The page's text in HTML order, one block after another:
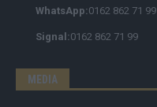
WhatsApp:0162 862 71 99
Signal:0162 862 71 99
MEDIA